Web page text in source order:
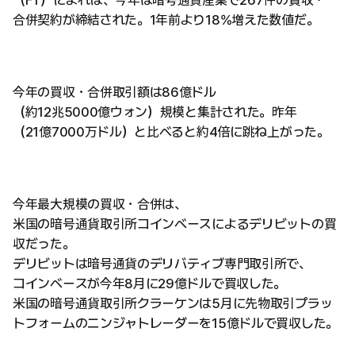
合併契約が締結された。1年前より18%増えた数値だ。
今年の買収・合併取引額は86億ドル
（約12兆5000億ウォン）規模と集計された。昨年
（21億7000万ドル）と比べると約4倍に跳ね上がった。
今年最大規模の買収・合併は、
米国の暗号通貨取引所コインベースによるデリビットの買
収だった。
デリビットは暗号通貨のデリバティブ専門取引所で、
コインベースが今年8月に29億ドルで買収した。
米国の暗号通貨取引所クラーケンは5月に先物取引プラッ
トフォームのニンジャトレーダーを15億ドルで買収した。